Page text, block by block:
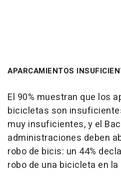
APARCAMIENTOS
El 90% muestran que los
bicicletas son
muy insuficientes, y el
administraciones deben
robo de bicis: un 44%
robo de una bicicleta en la